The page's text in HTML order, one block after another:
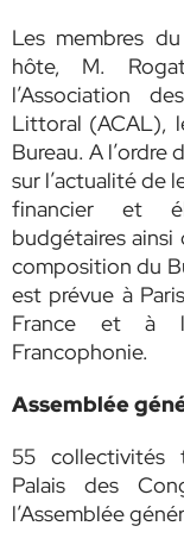
Les membres
hôte, M.
l’Association
Littoral (ACAL),
Bureau. A l’ordre
sur l’actualité de
financier et
budgétaires ainsi
composition du
est prévue à
France et à
Francophonie.
Assemblée
55 collectivités
Palais des
l’Assemblée